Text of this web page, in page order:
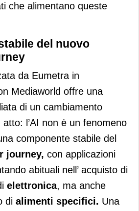
che alimentano queste
del nuovo
da Eumetra in
Mediaworld offre una
di un cambiamento
l’AI non è un fenomeno
componente stabile del
journey, con applicazioni
abituali nell’ acquisto di
elettronica, ma anche
di alimenti specifici. Una